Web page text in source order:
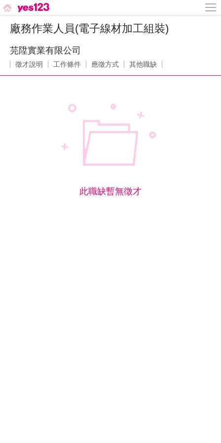
廠務作業人員(電子線材加工組裝)
芫陞實業有限公司
徵才說明 工作條件 應徵方式 其他職缺
此職缺暫無徵才